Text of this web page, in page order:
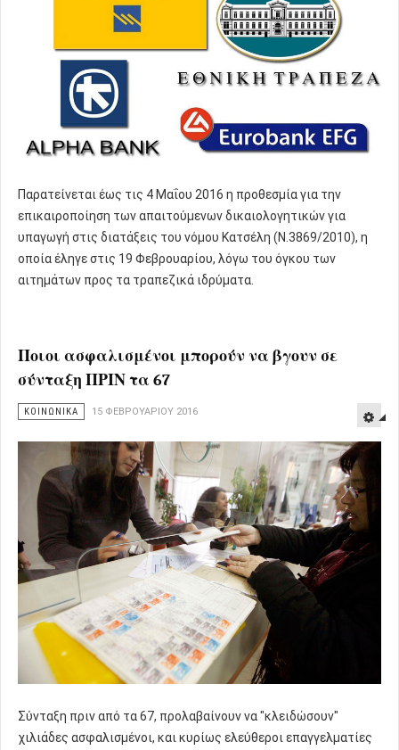
Παρατείνεται έως τις 4 Μαΐου 2016 η προθεσμία για την
επικαιροποίηση των απαιτούμενων δικαιολογητικών για
υπαγωγή στις διατάξεις του νόμου Κατσέλη (Ν.3869/2010), η
οποία έληγε στις 19 Φεβρουαρίου, λόγω του όγκου των
αιτημάτων προς τα τραπεζικά ιδρύματα.
Ποιοι ασφαλισμένοι μπορούν να βγουν σε
σύνταξη ΠΡΙΝ τα 67
ΚΟΙΝΩΝΙΚΑ 15 ΦΕΒΡΟΥΑΡΊΟΥ 2016
Σύνταξη πριν από τα 67, προλαβαίνουν να "κλειδώσουν"
χιλιάδες ασφαλισμένοι, και κυρίως ελεύθεροι επαγγελματίες